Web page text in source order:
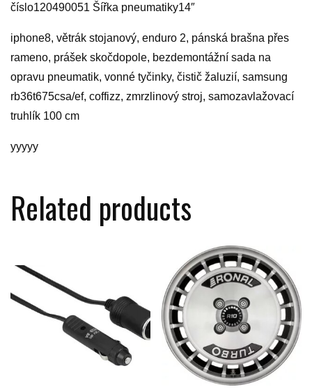
číslo120490051 Šířka pneumatiky14″
iphone8, větrák stojanový, enduro 2, pánská brašna přes
rameno, prášek skočdopole, bezdemontážní sada na
opravu pneumatik, vonné tyčinky, čistič žaluzií, samsung
rb36t675csa/ef, coffizz, zmrzlinový stroj, samozavlažovací
truhlík 100 cm
yyyyy
Related products